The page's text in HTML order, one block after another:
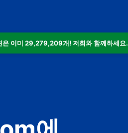
이미 29,279,209개! 저희와 함께하세요.